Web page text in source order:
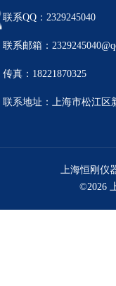
联系QQ：2329245040
联系邮箱：
传真：18221870325
联系地址：上海市松江区
上海恒刚仪
©2026